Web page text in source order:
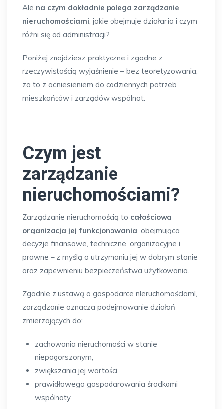
Ale na czym dokładnie polega zarządzanie
nieruchomościami, jakie obejmuje działania i czym
różni się od administracji?
Poniżej znajdziesz praktyczne i zgodne z
rzeczywistością wyjaśnienie – bez teoretyzowania,
za to z odniesieniem do codziennych potrzeb
mieszkańców i zarządów wspólnot.
Czym jest
zarządzanie
nieruchomościami?
Zarządzanie nieruchomością to całościowa
organizacja jej funkcjonowania, obejmująca
decyzje finansowe, techniczne, organizacyjne i
prawne – z myślą o utrzymaniu jej w dobrym stanie
oraz zapewnieniu bezpieczeństwa użytkowania.
Zgodnie z ustawą o gospodarce nieruchomościami,
zarządzanie oznacza podejmowanie działań
zmierzających do:
zachowania nieruchomości w stanie
niepogorszonym,
zwiększania jej wartości,
prawidłowego gospodarowania środkami
wspólnoty.